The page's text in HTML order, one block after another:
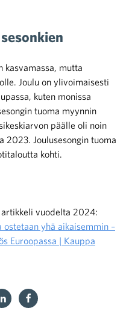
kasvamassa, mutta
Joulu on ylivoimaisesti
kuten monissa
tuoma myynnin
päälle oli noin
2023. Joulusesongin tuoma
kohti.
vuodelta 2024:
yhä aikaisemmin –
Euroopassa | Kauppa